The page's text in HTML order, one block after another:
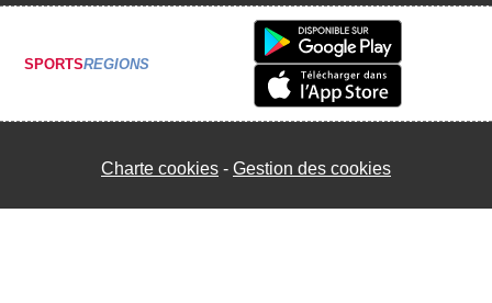
SPORTSREGIONS
Charte cookies Gestion des cookies